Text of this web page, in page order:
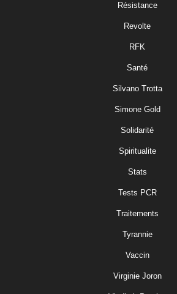
Résistance
Revolte
RFK
Santé
Silvano Trotta
Simone Gold
Solidarité
Spiritualite
Stats
Tests PCR
Traitements
Tyrannie
Vaccin
Virginie Joron